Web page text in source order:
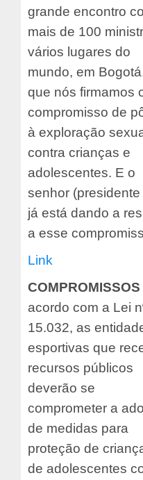
grande encontro
mais de 100
vários lugares do
mundo, em
que nós firmamos
compromisso de
à exploração
contra crianças e
adolescentes. E o
senhor (presidente
já está dando a
a esse
Link
COMPROMISSOS
acordo com a Lei
15.032, as
esportivas que
recursos públicos
deverão se
comprometer a
de medidas para
proteção de
de adolescentes